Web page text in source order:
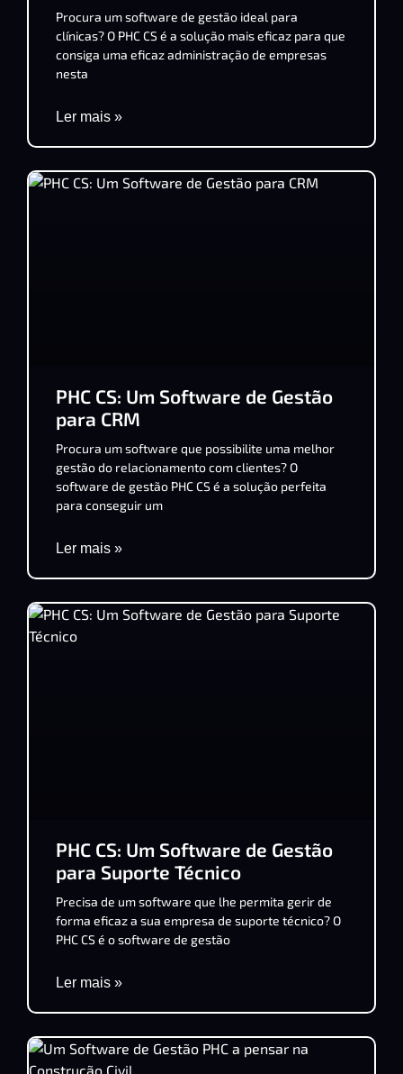
Procura um software de gestão ideal para
clínicas? O PHC CS é a solução mais eficaz para que
consiga uma eficaz administração de empresas
nesta
Ler mais »
PHC CS: Um Software de Gestão
para CRM
Procura um software que possibilite uma melhor
gestão do relacionamento com clientes? O
software de gestão PHC CS é a solução perfeita
para conseguir um
Ler mais »
PHC CS: Um Software de Gestão
para Suporte Técnico
Precisa de um software que lhe permita gerir de
forma eficaz a sua empresa de suporte técnico? O
PHC CS é o software de gestão
Ler mais »